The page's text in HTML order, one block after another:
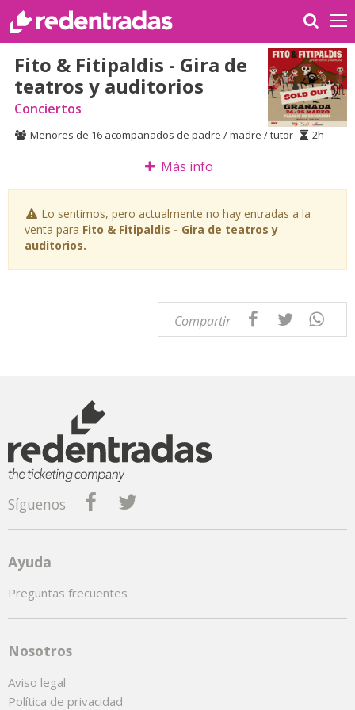
Fito & Fitipaldis - Gira de
teatros y auditorios
Conciertos
Menores de 16 acompañados de padre / madre / tutor 2h
Más info
Lo sentimos, pero actualmente no hay entradas a la
venta para Fito & Fitipaldis - Gira de teatros y
auditorios.
Compartir
Síguenos
Ayuda
Preguntas frecuentes
Nosotros
Aviso legal
Política de privacidad